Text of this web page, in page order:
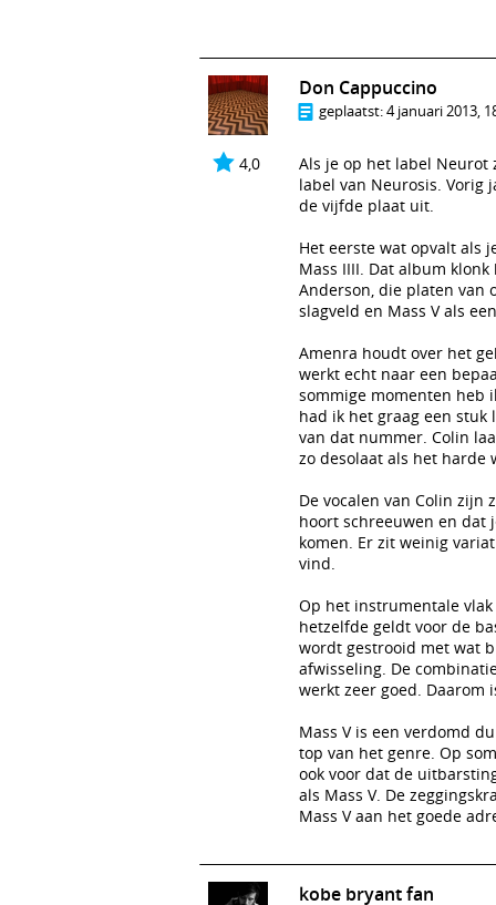
4,0
Don Cappuccino
geplaatst:4 januari 2013,
Als je op het label Neurot
label van Neurosis. Vorig
de vijfde plaat uit.
Het eerste wat opvalt als
Mass IIII. Dat album
Anderson, die platen van
slagveld en Mass V als
Amenra houdt over het
werkt echt naar een
sommige momenten heb
had ik het graag een
van dat nummer. Colin
zo desolaat als het harde
De vocalen van Colin zijn
hoort schreeuwen en dat
komen. Er zit weinig
vind.
Op het instrumentale
hetzelfde geldt voor de
wordt gestrooid met wat
afwisseling. De
werkt zeer goed.
Mass V is een verdomd
top van het genre. Op
ook voor dat de
als Mass V. De
Mass V aan het goede
kobe bryant fan